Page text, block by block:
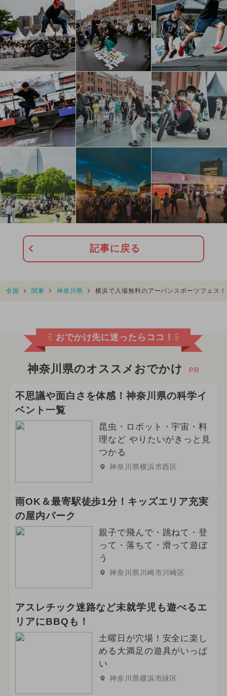
記事に戻る
全国 関東 神奈川県 横浜で入場無料のアーバンスポーツフェス
おでかけ先に迷ったらココ！
神奈川県のオススメおでかけ PR
不思議や面白さを体感！神奈川県の科学イ
ベント一覧
昆虫・ロボット・宇宙・料
理など やりたいがきっと見
つかる
神奈川県横浜市西区
雨OK＆最寄駅徒歩1分！キッズエリア充実
の屋内パーク
親子で飛んで・跳ねて・登
って・落ちて・滑って遊ぼ
う
神奈川県川崎市川崎区
アスレチック迷路など未就学児も遊べるエ
リアにBBQも！
土曜日が穴場！安全に楽し
める大満足の遊具がいっぱ
い
神奈川県横浜市緑区